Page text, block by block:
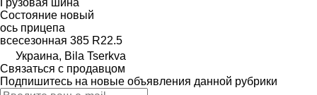
Грузовая шина
Состояние новый
ось прицепа
всесезонная 385 R22.5
Украина, Bila Tserkva
Связаться с продавцом
Подпишитесь на новые объявления данной рубрики